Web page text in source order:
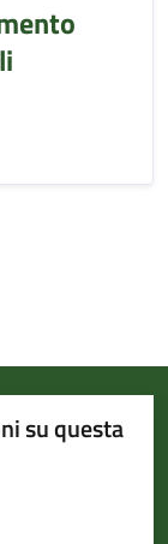
su questa